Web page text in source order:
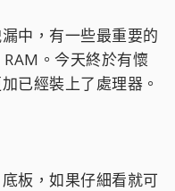
中，有一些最重要的
。今天終於有懷
已經裝上了處理器。
板，如果仔細看就可